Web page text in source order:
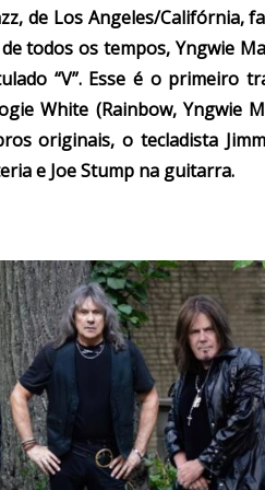
de Los Angeles/Califórnia,
todos os tempos, Yngwie
“V”. Esse é o primeiro
White (Rainbow, Yngwie
originais, o tecladista
e Joe Stump na guitarra.